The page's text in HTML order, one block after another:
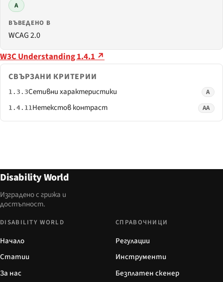
A
ВЪВЕДЕНО В
WCAG 2.0
W3C Understanding 1.4.1 ↗
СВЪРЗАНИ КРИТЕРИИ
1.3.3Сетивни характеристики A
1.4.11Нетекстов контраст AA
Disability World
Изградено с грижа и
достъпност.
DISABILITY WORLD
Начало
Статии
За нас
СПРАВОЧНИЦИ
Регулации
Инструменти
Безплатен скенер